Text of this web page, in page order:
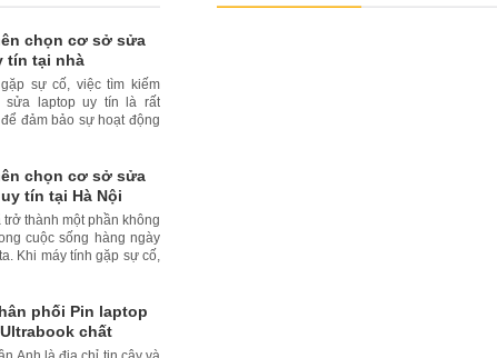
chọn cơ sở sửa
tín tại nhà
sự cố, việc tìm kiếm
sửa laptop uy tín là rất
đảm bảo sự hoạt động
hàng, nhiều cơ sở
tín đã cung cấp dịch vụ
nhà. Trong bài viết này,
chọn cơ sở sửa
tín tại Hà Nội
trở thành một phần không
cuộc sống hàng ngày
Khi máy tính gặp sự cố,
sửa máy tính uy tín và
bài viết này, chúng
lý do nên chọn cơ
phối Pin laptop
chất
và uy tín tại Hà Nội